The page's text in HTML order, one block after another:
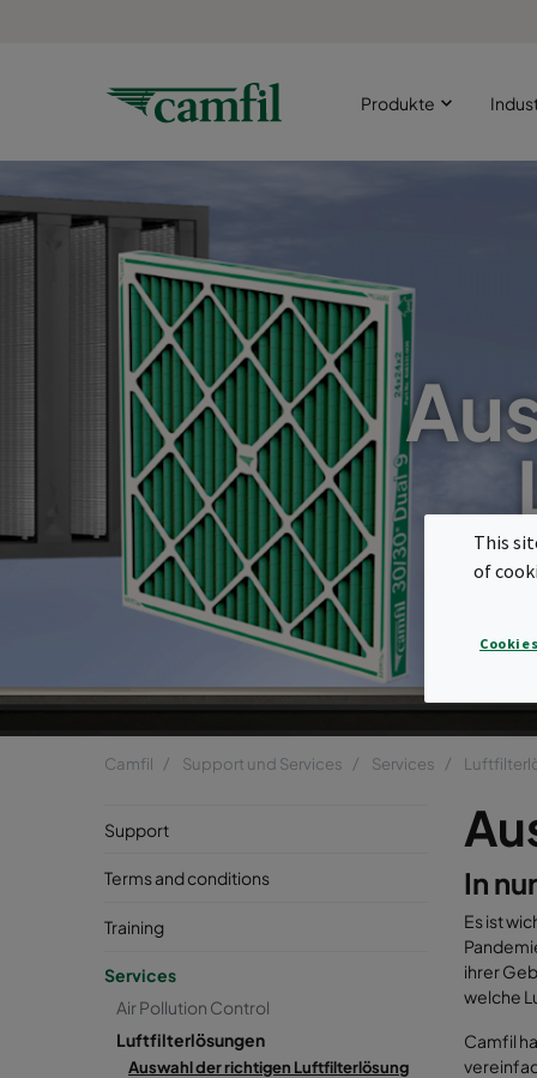
Produkte
Camfil Support und Services Services
Support
Terms and conditions
Training
Services
Air Pollution Control
Luftfilterlösungen
Auswahl der richtigen Luftfilterlösung
In
Es ist
ihrer
welche
Camfil
This
of